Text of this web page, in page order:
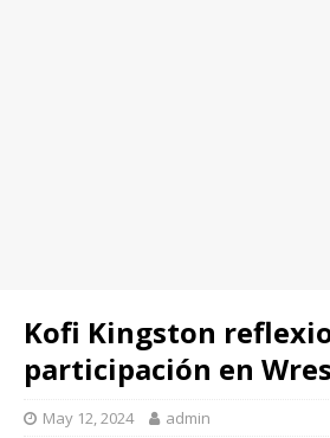
Kofi Kingston
participación en
May 12, 2024 admin